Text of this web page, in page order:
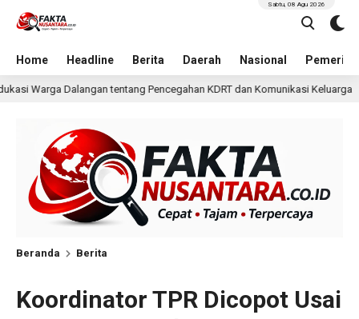
Home Headline Berita Daerah Nasional
Sabtu, 08 Agu 2026
KDRT dan Komunikasi Keluarga 23 jam lalu KKN
Beranda Berita
Koordinator TPR Dicopot Usai